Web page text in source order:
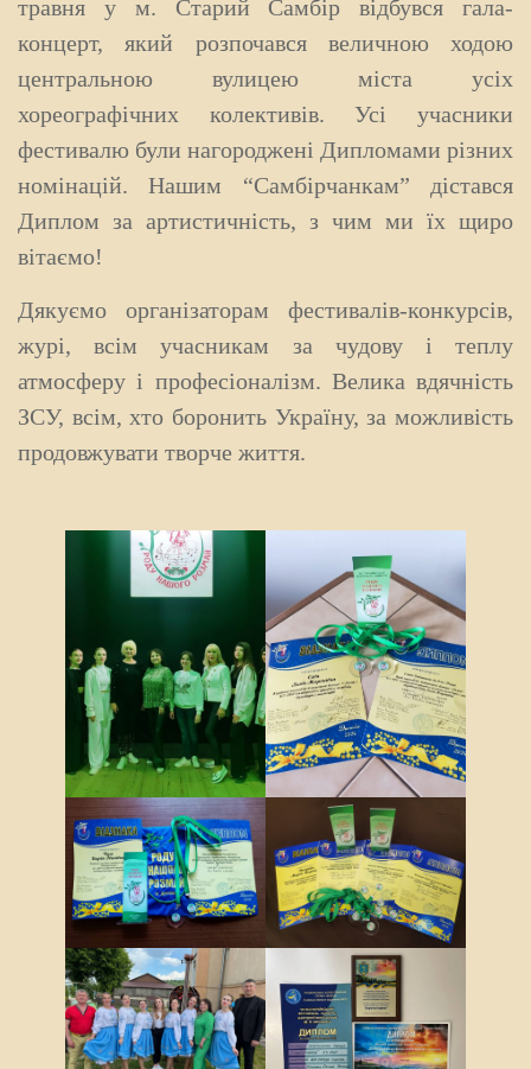
травня у м. Старий Самбір відбувся гала-
концерт, який розпочався величною ходою
центральною вулицею міста усіх
хореографічних колективів.Усі учасники
фестивалю були нагороджені Дипломами різних
номінацій. Нашим “Самбірчанкам” дістався
Диплом за артистичність, з чим ми їх щиро
вітаємо!
Дякуємо організаторам фестивалів-конкурсів,
журі, всім учасникам за чудову і теплу
атмосферу і професіоналізм. Велика вдячність
ЗСУ, всім, хто боронить Україну, за можливість
продовжувати творче життя.